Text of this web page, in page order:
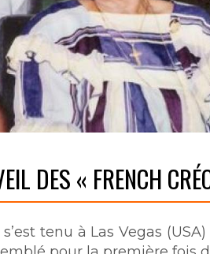
DES « FRENCH
tenu à Las Vegas